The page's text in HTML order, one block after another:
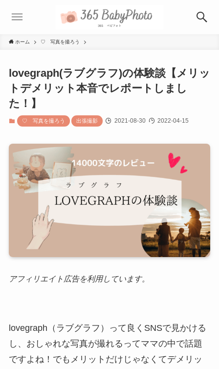
ホーム ♡ 写真を撮ろう
lovegraph(ラブグラフ)の体験談【メリッ
トデメリット本音でレポートしまし
た！】
♡ 写真を撮ろう 出張撮影 2021-08-30 2022-04-15
アフィリエイト広告を利用しています。
lovegraph（ラブグラフ）って良くSNSで見かける
し、おしゃれな写真が撮れるってママの中で話題
ですよね！でもメリットだけじゃなくてデメリッ